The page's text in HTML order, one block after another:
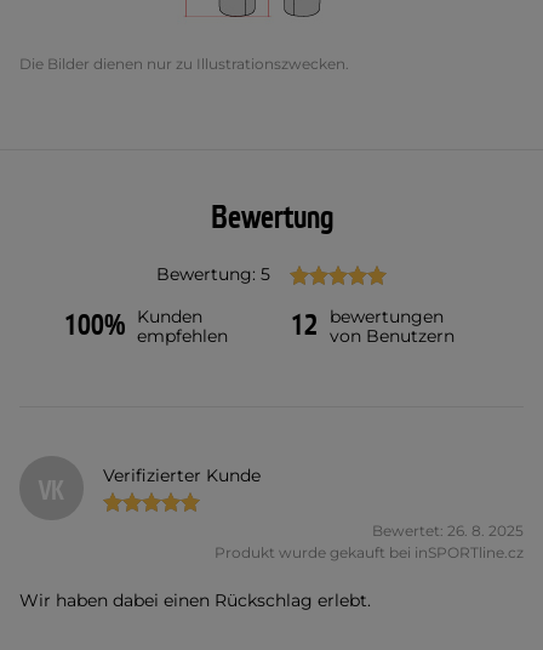
Die Bilder dienen nur zu Illustrationszwecken.
Bewertung
Bewertung: 5
100%
Kunden
empfehlen
12
bewertungen
von Benutzern
VK Verifizierter Kunde
Bewertet: 26. 8. 2025
Produkt wurde gekauft bei inSPORTline.cz
Wir haben dabei einen Rückschlag erlebt.